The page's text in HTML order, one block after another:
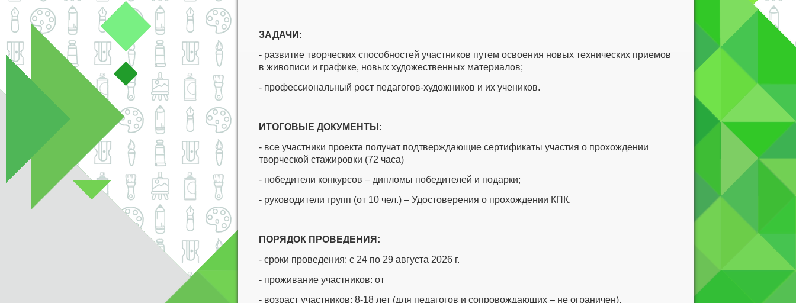
ЗАДАЧИ:
- развитие творческих способностей участников путем освоения новых технических приемов
в живописи и графике, новых художественных материалов;
- профессиональный рост педагогов-художников и их учеников.
ИТОГОВЫЕ ДОКУМЕНТЫ:
- все участники проекта получат подтверждающие сертификаты участия о прохождении
творческой стажировки (72 часа)
- победители конкурсов – дипломы победителей и подарки;
- руководители групп (от 10 чел.) – Удостоверения о прохождении КПК.
ПОРЯДОК ПРОВЕДЕНИЯ:
- сроки проведения: с 24 по 29 августа 2026 г.
- проживание участников: от
- возраст участников: 8-18 лет (для педагогов и сопровождающих – не ограничен).